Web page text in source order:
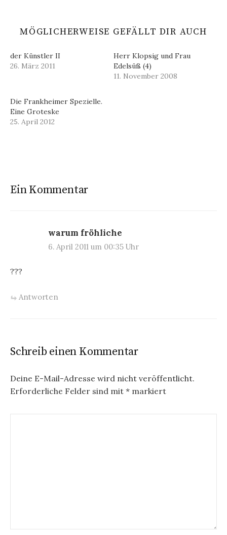
MÖGLICHERWEISE GEFÄLLT DIR AUCH
der Künstler II
26. März 2011
Herr Klopsig und Frau
Edelsüß (4)
11. November 2008
Die Frankheimer Spezielle.
Eine Groteske
25. April 2012
Ein Kommentar
warum fröhliche
6. April 2011 um 00:35 Uhr
???
Antworten
Schreib einen Kommentar
Deine E-Mail-Adresse wird nicht veröffentlicht.
Erforderliche Felder sind mit * markiert